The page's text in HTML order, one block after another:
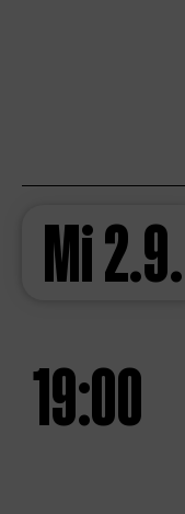
Mi2.9.
19:00